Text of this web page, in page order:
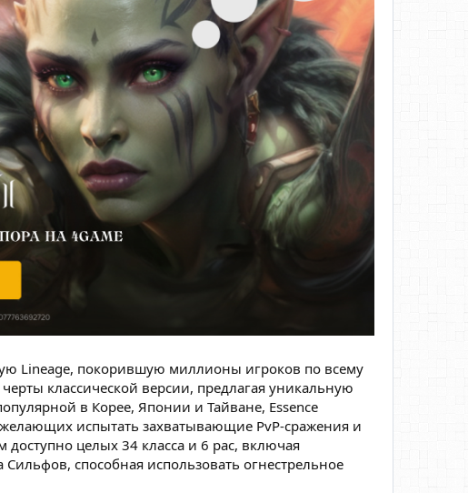
Lineage, покорившую миллионы игроков по всему
классической версии, предлагая уникальную
в Корее, Японии и Тайване, Essence
испытать захватывающие PvP-сражения и
доступно целых 34 класса и 6 рас, включая
способная использовать огнестрельное